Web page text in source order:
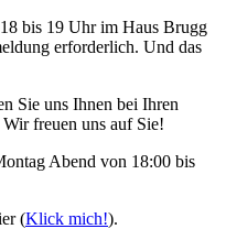
bis 19 Uhr im Haus Brugg
erforderlich. Und das
Sie uns Ihnen bei Ihren
freuen uns auf Sie!
Abend von 18:00 bis
(Klick mich!).